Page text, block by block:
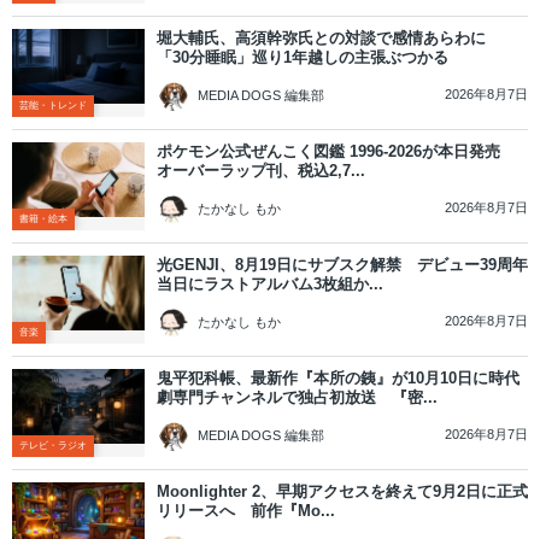
芸能・トレンド
堀大輔氏、高須幹弥氏との対談で感情あらわに
「30分睡眠」巡り1年越しの主張ぶつかる
MEDIA DOGS 編集部 2026年8月7日
書籍・絵本
ポケモン公式ぜんこく図鑑 1996-2026が本日発売
オーバーラップ刊、税込2,7...
たかなし もか 2026年8月7日
音楽
光GENJI、8月19日にサブスク解禁 デビュー39周年
当日にラストアルバム3枚組か...
たかなし もか 2026年8月7日
テレビ・ラジオ
鬼平犯科帳、最新作『本所の銕』が10月10日に時代
劇専門チャンネルで独占初放送 『密...
MEDIA DOGS 編集部 2026年8月7日
Moonlighter 2、早期アクセスを終えて9月2日に正式
リリースへ 前作『Mo...